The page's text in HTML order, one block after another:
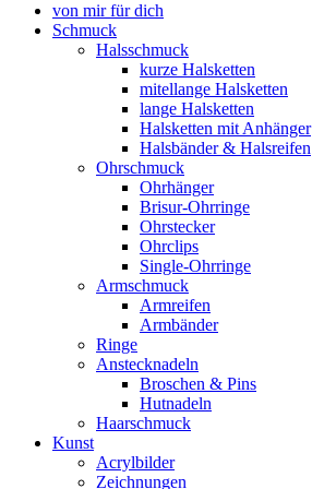
von mir für dich
Schmuck
Halsschmuck
kurze Halsketten
mitellange Halsketten
lange Halsketten
Halsketten mit Anhänger
Halsbänder & Halsreifen
Ohrschmuck
Ohrhänger
Brisur-Ohrringe
Ohrstecker
Ohrclips
Single-Ohrringe
Armschmuck
Armreifen
Armbänder
Ringe
Anstecknadeln
Broschen & Pins
Hutnadeln
Haarschmuck
Kunst
Acrylbilder
Zeichnungen